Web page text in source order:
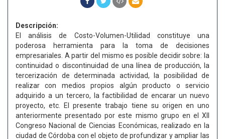
Descripción:
El análisis de Costo-Volumen-Utilidad constituye una
poderosa herramienta para la toma de decisiones
empresariales. A partir del mismo es posible decidir sobre: la
continuidad o discontinuidad de una línea de producción, la
tercerización de determinada actividad, la posibilidad de
realizar con medios propios algún producto o servicio
adquirido a un tercero, la factibilidad de encarar un nuevo
proyecto, etc. El presente trabajo tiene su origen en uno
anteriormente presentado por este mismo grupo en el XII
Congreso Nacional de Ciencias Económicas, realizado en la
ciudad de Córdoba con el objeto de profundizar y ampliar las